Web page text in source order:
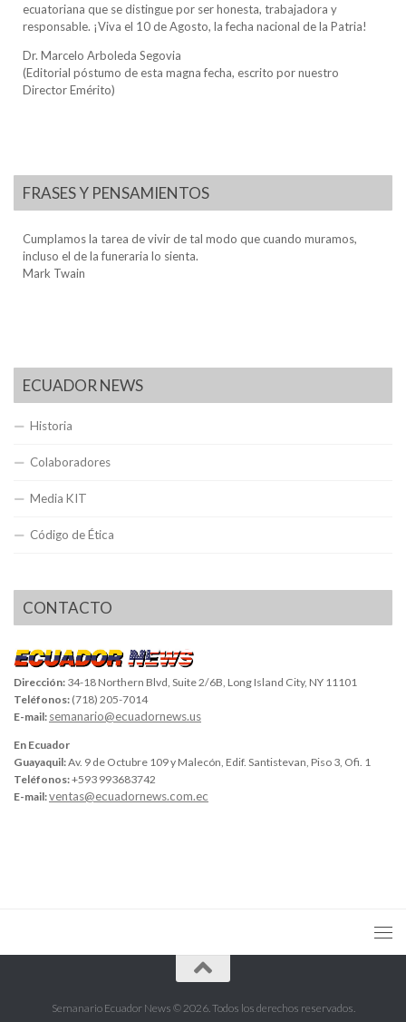
ecuatoriana que se distingue por ser honesta, trabajadora y
responsable. ¡Viva el 10 de Agosto, la fecha nacional de la Patria!
Dr. Marcelo Arboleda Segovia
(Editorial póstumo de esta magna fecha, escrito por nuestro
Director Emérito)
FRASES Y PENSAMIENTOS
Cumplamos la tarea de vivir de tal modo que cuando muramos,
incluso el de la funeraria lo sienta.
Mark Twain
ECUADOR NEWS
Historia
Colaboradores
Media KIT
Código de Ética
CONTACTO
Dirección: 34-18 Northern Blvd, Suite 2/6B, Long Island City, NY 11101
Teléfonos: (718) 205-7014
E-mail: semanario@ecuadornews.us
En Ecuador
Guayaquil:Av. 9 de Octubre 109 y Malecón, Edif. Santistevan, Piso 3, Ofi. 1
Teléfonos:+593 993683742
E-mail:ventas@ecuadornews.com.ec
Semanario Ecuador News © 2026. Todos los derechos reservados.